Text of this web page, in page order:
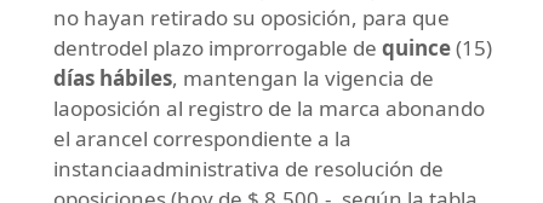
no hayan retirado su oposición, para que
dentrodel plazo improrrogable de quince(15)
días hábiles, mantengan la vigencia de
laoposición al registro de la marca abonando
el arancel correspondiente a la
instanciaadministrativa de resolución de